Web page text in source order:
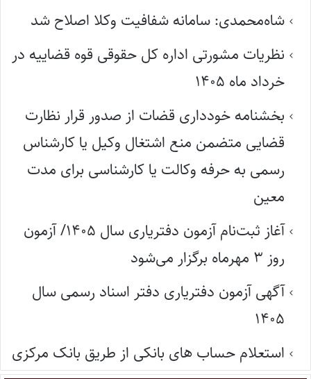
شاه‌محمدی: سامانه شفافیت وکلا اصلاح شد
نظریات مشورتی اداره کل حقوقی قوه قضاییه در
خرداد ماه ۱۴۰۵
بخشنامه خودداری قضات از صدور قرار نظارت
قضایی متضمن منع اشتغال وکیل یا کارشناس
رسمی به حرفه وکالت یا کارشناسی برای مدت
معین
آغاز ثبت‌نام آزمون دفتریاری سال ۱۴۰۵/ آزمون
روز ۳ مهرماه برگزار می‌شود
آگهی آزمون دفتریاری دفتر اسناد رسمی سال
۱۴۰۵
استعلام حساب های بانکی از طریق بانک مرکزی